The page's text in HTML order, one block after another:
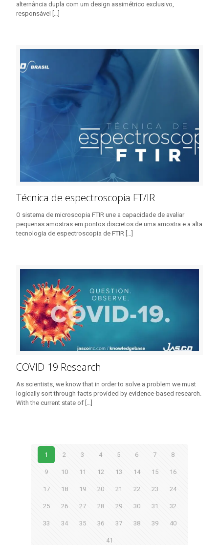
alternância dupla com um design assimétrico exclusivo,
responsável
[…]
Técnica de espectroscopia FT/IR
O sistema de microscopia FTIR une a capacidade de avaliar
pequenas amostras em pontos discretos de uma amostra e a alta
tecnologia de espectroscopia de FTIR […]
COVID-19 Research
As scientists, we know that in order to solve a problem we must
logically sort through facts provided by evidence-based research.
With the current state of […]
1 2 3 4 5 6 7 8
9 10 11 12 13 14 15 16
17 18 19 20 21 22 23 24
25 26 27 28 29 30 31 32
33 34 35 36 37 38 39 40
41